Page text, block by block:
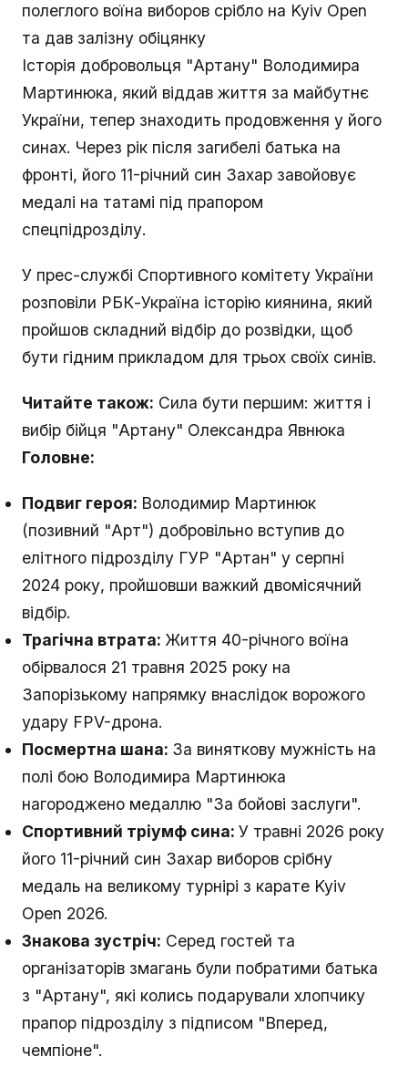
полеглого воїна виборов срібло на Kyiv Open
та дав залізну обіцянку
Історія добровольця "Артану" Володимира
Мартинюка, який віддав життя за майбутнє
України, тепер знаходить продовження у його
синах. Через рік після загибелі батька на
фронті, його 11-річний син Захар завойовує
медалі на татамі під прапором
спецпідрозділу.
У прес-службі Спортивного комітету України
розповіли РБК-Україна історію киянина, який
пройшов складний відбір до розвідки, щоб
бути гідним прикладом для трьох своїх синів.
Читайте також: Сила бути першим: життя і
вибір бійця "Артану" Олександра Явнюка
Головне:
Подвиг героя: Володимир Мартинюк
(позивний "Арт") добровільно вступив до
елітного підрозділу ГУР "Артан" у серпні
2024 року, пройшовши важкий двомісячний
відбір.
Трагічна втрата: Життя 40-річного воїна
обірвалося 21 травня 2025 року на
Запорізькому напрямку внаслідок ворожого
удару FPV-дрона.
Посмертна шана: За виняткову мужність на
полі бою Володимира Мартинюка
нагороджено медаллю "За бойові заслуги".
Спортивний тріумф сина: У травні 2026 року
його 11-річний син Захар виборов срібну
медаль на великому турнірі з карате Kyiv
Open 2026.
Знакова зустріч: Серед гостей та
організаторів змагань були побратими батька
з "Артану", які колись подарували хлопчику
прапор підрозділу з підписом "Вперед,
чемпіоне".